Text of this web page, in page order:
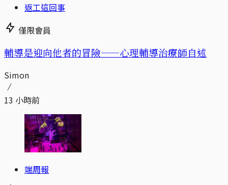
返工這回事
僅限會員
輔導是迎向他者的冒險——心理輔導治療師自述
Simon
13 小時前
端周報